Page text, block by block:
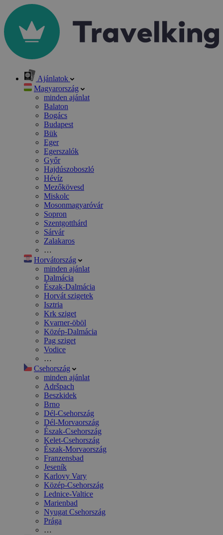
Ajánlatok
Magyarország
minden ajánlat
Balaton
Bogács
Budapest
Bük
Eger
Egerszalók
Győr
Hajdúszoboszló
Hévíz
Mezőkövesd
Miskolc
Mosonmagyaróvár
Sopron
Szentgotthárd
Sárvár
Zalakaros
…
Horvátország
minden ajánlat
Dalmácia
Észak-Dalmácia
Horvát szigetek
Isztria
Krk sziget
Kvarner-öböl
Közép-Dalmácia
Pag sziget
Vodice
…
Csehország
minden ajánlat
Adršpach
Beszkidek
Brno
Dél-Csehország
Dél-Morvaország
Észak-Csehország
Kelet-Csehország
Észak-Morvaország
Franzensbad
Jeseník
Karlovy Vary
Közép-Csehország
Lednice-Valtice
Marienbad
Nyugat Csehország
Prága
…